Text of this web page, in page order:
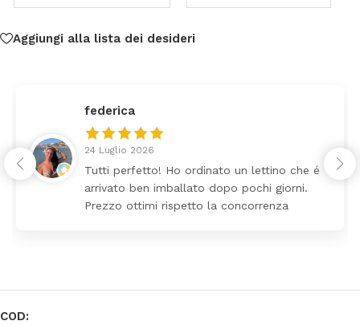
Aggiungi alla lista dei desideri
federica
24 Luglio 2026
Tutti perfetto! Ho ordinato un lettino che é
arrivato ben imballato dopo pochi giorni.
Prezzo ottimi rispetto la concorrenza
COD: